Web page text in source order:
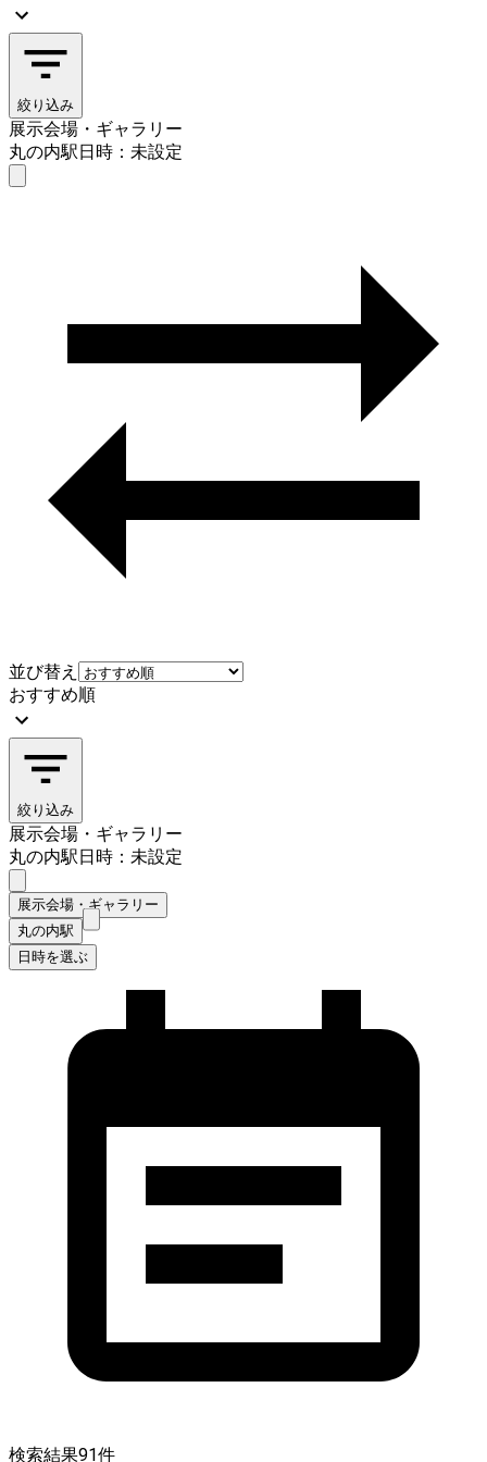
絞り込み
展示会場・ギャラリー
丸の内駅日時：未設定
並び替え
おすすめ順
絞り込み
展示会場・ギャラリー
丸の内駅日時：未設定
展示会場・ギャラリー
丸の内駅
日時を選ぶ
検索結果91件